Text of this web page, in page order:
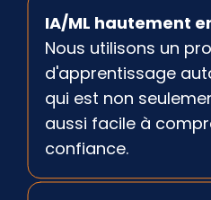
IA/ML hautement
Nous utilisons un
d'apprentissage
qui est non
aussi facile à
confiance.